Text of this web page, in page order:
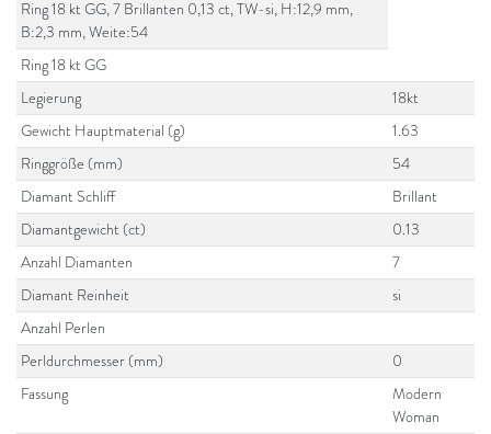
Ring 18 kt GG, 7 Brillanten 0,13 ct, TW-si, H:12,9 mm,
B:2,3 mm, Weite:54
Ring 18 kt GG
Legierung
18kt
Gewicht Hauptmaterial (g)
1.63
Ringgröße (mm)
54
Diamant Schliff
Brillant
Diamantgewicht (ct)
0.13
Anzahl Diamanten
7
Diamant Reinheit
si
Anzahl Perlen
Perldurchmesser (mm)
0
Fassung
Modern
Woman